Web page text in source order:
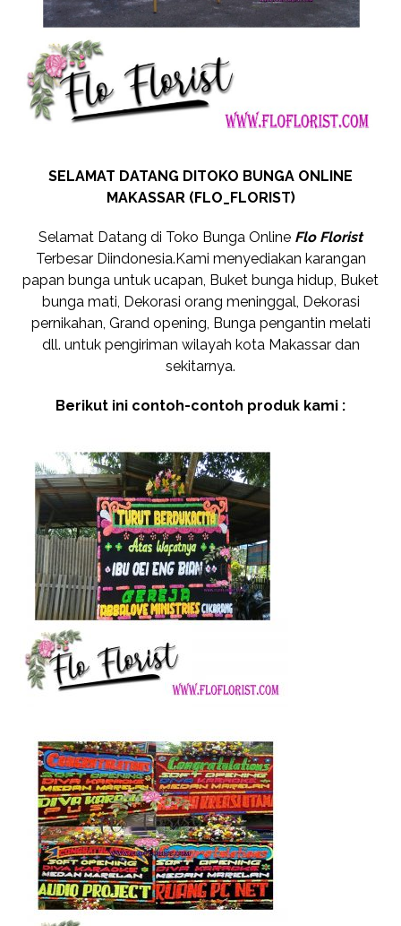
SELAMAT DATANG DITOKO BUNGA ONLINE
MAKASSAR (FLO_FLORIST)
Selamat Datang di Toko Bunga Online Flo Florist
Terbesar Diindonesia.Kami menyediakan karangan
papan bunga untuk ucapan, Buket bunga hidup, Buket
bunga mati, Dekorasi orang meninggal, Dekorasi
pernikahan, Grand opening, Bunga pengantin melati
dll. untuk pengiriman wilayah kota Makassar dan
sekitarnya.
Berikut ini contoh-contoh produk kami :